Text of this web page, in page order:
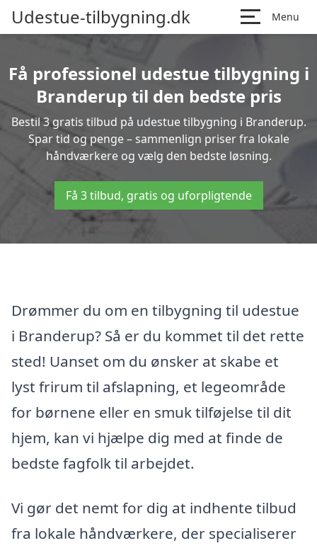
Udestue-tilbygning.dk Menu
Få professionel udestue tilbygning i
Branderup til den bedste pris
Bestil 3 gratis tilbud på udestue tilbygning i Branderup.
Spar tid og penge – sammenlign priser fra lokale
håndværkere og vælg den bedste løsning.
Få 3 tilbud, gratis og uforpligtende
Drømmer du om en tilbygning til udestue
i Branderup? Så er du kommet til det rette
sted! Uanset om du ønsker at skabe et
lyst frirum til afslapning, et legeområde
for børnene eller en smuk tilføjelse til dit
hjem, kan vi hjælpe dig med at finde de
bedste fagfolk til arbejdet.
Vi gør det nemt for dig at indhente tilbud
fra lokale håndværkere, der specialiserer